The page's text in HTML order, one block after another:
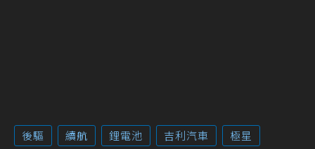
後驅 續航 鋰電池 吉利汽車
極星